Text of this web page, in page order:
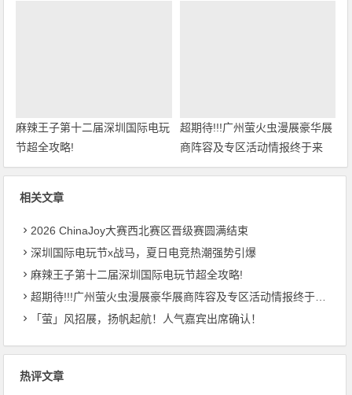
麻辣王子第十二届深圳国际电玩
节超全攻略!
超期待!!!广州萤火虫漫展豪华展
商阵容及专区活动情报终于来
啦！
相关文章
2026 ChinaJoy大赛西北赛区晋级赛圆满结束
深圳国际电玩节x战马，夏日电竞热潮强势引爆
麻辣王子第十二届深圳国际电玩节超全攻略!
超期待!!!广州萤火虫漫展豪华展商阵容及专区活动情报终于来啦！
「萤」风招展，扬帆起航！人气嘉宾出席确认！
热评文章